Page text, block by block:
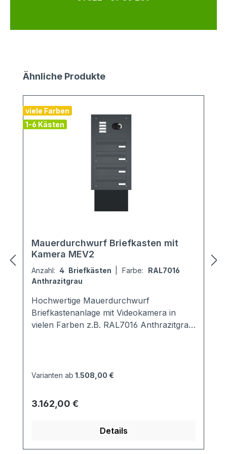
Produktgalerie überspringen
Ähnliche Produkte
viele Farben
1-6 Kästen
Mauerdurchwurf Briefkasten mit
Kamera MEV2
Anzahl: 4 Briefkästen Farbe: RAL7016
Anthrazitgrau
Hochwertige Mauerdurchwurf
Briefkastenanlage mit Videokamera in
vielen Farben z.B. RAL7016 Anthrazitgrau.
Briefkasten ist entsprechend der
Briefumschläge passen ganz hinein und
müssen nicht geknickt werden. Ebenso
Sprechanalgen-Set von Comelit
Varianten ab 1.508,00 €
Regulärer Preis:
3.162,00 €
Details